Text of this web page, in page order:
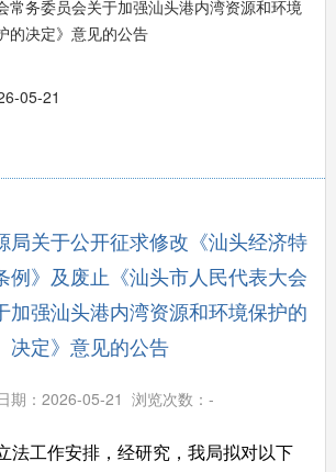
常务委员会关于加强汕头港内湾资源和环境
的决定》意见的公告
05-21
局关于公开征求修改《汕头经济特
例》及废止《汕头市人民代表大会
加强汕头港内湾资源和环境保护的
决定》意见的公告
期：2026-05-21 浏览次数：-
工作安排，经研究，我局拟对以下